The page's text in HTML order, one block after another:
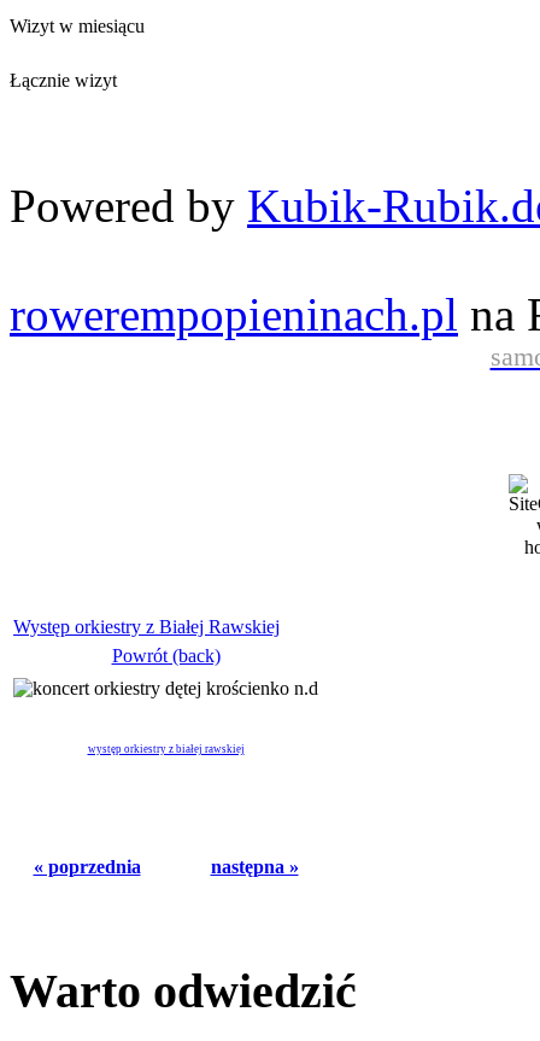
Wizyt w miesiącu
Łącznie wizyt
Powered by Kubik-
rowerempopieninach.pl na
Występ orkiestry z Białej Rawskiej
Powrót (back)
występ orkiestry z białej rawskiej
« poprzednia następna »
Warto odwiedzić